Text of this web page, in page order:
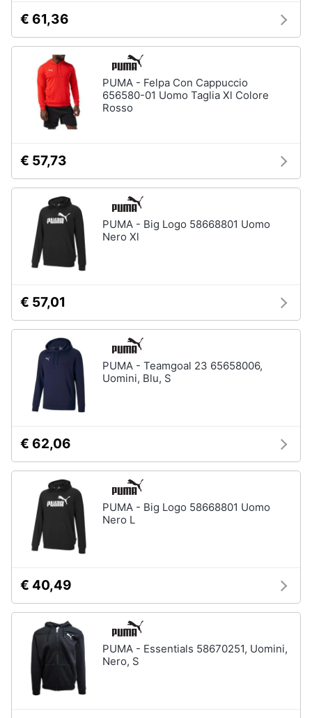
€ 61,36
PUMA - Felpa Con Cappuccio
656580-01 Uomo Taglia Xl Colore
Rosso
€ 57,73
PUMA - Big Logo 58668801 Uomo
Nero Xl
€ 57,01
PUMA - Teamgoal 23 65658006,
Uomini, Blu, S
€ 62,06
PUMA - Big Logo 58668801 Uomo
Nero L
€ 40,49
PUMA - Essentials 58670251, Uomini,
Nero, S